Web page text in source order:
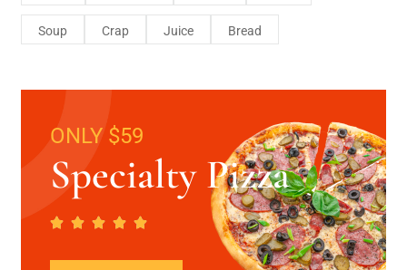
Soup Crap Juice Bread
ONLY $59
Specialty Pizza